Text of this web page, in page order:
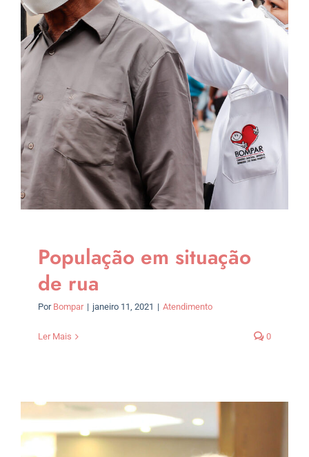
População em situação
de rua
Por Bompar | janeiro 11, 2021 | Atendimento
Ler Mais 0